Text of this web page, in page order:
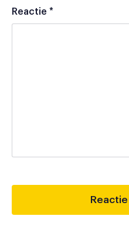
Reactie *